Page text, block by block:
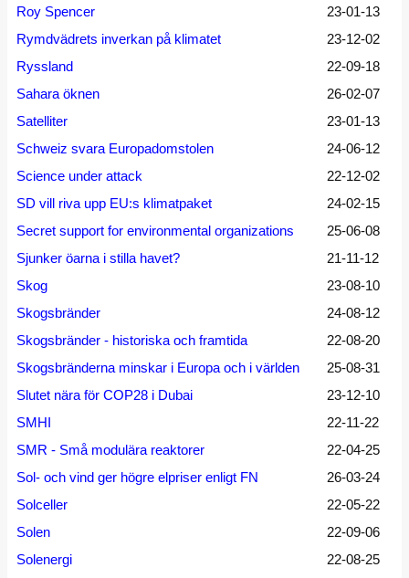
Roy Spencer
23-01-13
Rymdvädrets inverkan på klimatet
23-12-02
Ryssland
22-09-18
Sahara öknen
26-02-07
Satelliter
23-01-13
Schweiz svara Europadomstolen
24-06-12
Science under attack
22-12-02
SD vill riva upp EU:s klimatpaket
24-02-15
Secret support for environmental organizations
25-06-08
Sjunker öarna i stilla havet?
21-11-12
Skog
23-08-10
Skogsbränder
24-08-12
Skogsbränder - historiska och framtida
22-08-20
Skogsbränderna minskar i Europa och i världen
25-08-31
Slutet nära för COP28 i Dubai
23-12-10
SMHI
22-11-22
SMR - Små modulära reaktorer
22-04-25
Sol- och vind ger högre elpriser enligt FN
26-03-24
Solceller
22-05-22
Solen
22-09-06
Solenergi
22-08-25